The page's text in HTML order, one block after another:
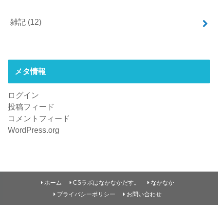
雑記 (12)
メタ情報
ログイン
投稿フィード
コメントフィード
WordPress.org
ホーム CSラボはなかなかだす。
なかなか
プライバシーポリシー
お問い合わせ